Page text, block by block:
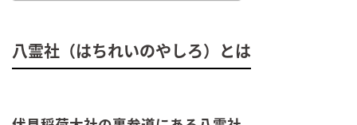
八霊社（はちれいのやしろ）とは